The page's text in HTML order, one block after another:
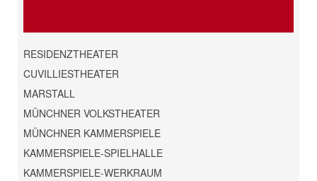
RESIDENZTHEATER
CUVILLIESTHEATER
MARSTALL
MÜNCHNER VOLKSTHEATER
MÜNCHNER KAMMERSPIELE
KAMMERSPIELE-SPIELHALLE
KAMMERSPIELE-WERKRAUM